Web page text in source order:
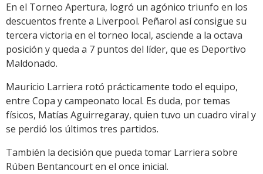
En el Torneo Apertura, logró un agónico triunfo en los
descuentos frente a Liverpool. Peñarol así consigue su
tercera victoria en el torneo local, asciende a la octava
posición y queda a 7 puntos del líder, que es Deportivo
Maldonado.
Mauricio Larriera rotó prácticamente todo el equipo,
entre Copa y campeonato local. Es duda, por temas
físicos, Matías Aguirregaray, quien tuvo un cuadro viral y
se perdió los últimos tres partidos.
También la decisión que pueda tomar Larriera sobre
Rúben Bentancourt en el once inicial.